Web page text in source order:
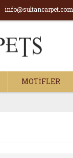
info@sultancarpet.com
MOTİFLER